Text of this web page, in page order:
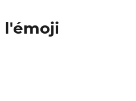
l'émoji